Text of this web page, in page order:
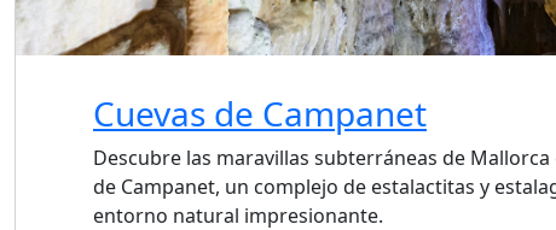
Cuevas de Campanet
Descubre las maravillas subterráneas de Mallorca
de Campanet, un complejo de estalactitas y
entorno natural impresionante.